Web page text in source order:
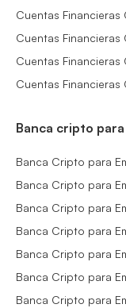
Cuentas Financieras
Cuentas Financieras
Cuentas Financieras
Cuentas Financieras
Banca cripto
Banca Cripto para
Banca Cripto para
Banca Cripto para
Banca Cripto para
Banca Cripto para
Banca Cripto para
Banca Cripto para